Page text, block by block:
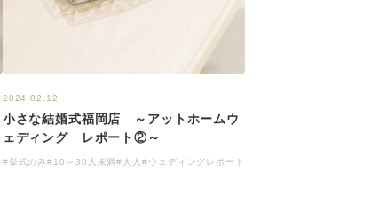
2024.02.12
小さな結婚式福岡店 ～アットホームウ
ェディング レポート②～
#挙式のみ#10～30人未満#大人#ウェディングレポート